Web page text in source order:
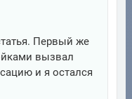
Первый же
вызвал
и я остался